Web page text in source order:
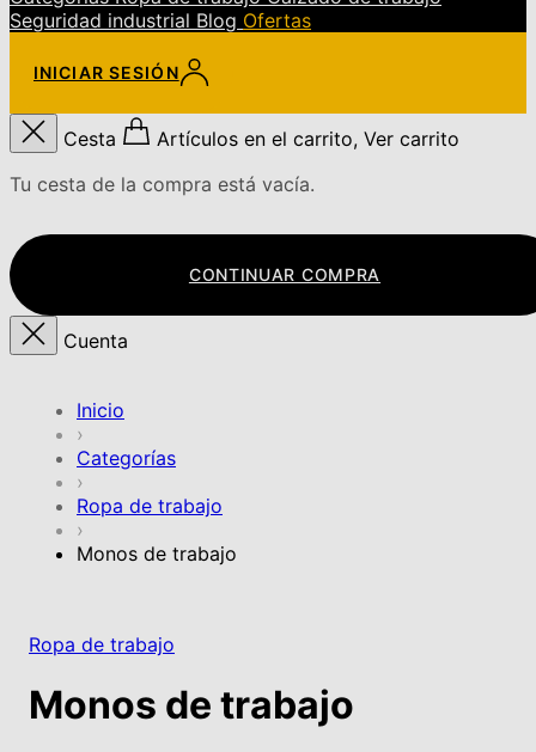
Seguridad industrial Blog Ofertas
INICIAR SESIÓN
Cesta
Artículos en el carrito, Ver carrito
Tu cesta de la compra está vacía.
CONTINUAR COMPRA
Cuenta
Inicio
›
Categorías
›
Ropa de trabajo
›
Monos de trabajo
Ropa de trabajo
Monos de trabajo